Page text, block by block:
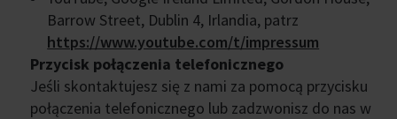
Barrow Street, Dublin 4, Irlandia, patrz
https://www.youtube.com/t/impressum
Przycisk połączenia telefonicznego
Jeśli skontaktujesz się z nami za pomocą przycisku
połączenia telefonicznego lub zadzwonisz do nas w